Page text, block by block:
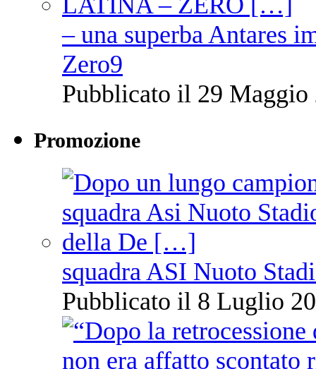
– una superba Antares
Zero9
Pubblicato il 29 Maggio
Promozione
squadra ASI Nuoto
Pubblicato il 8 Luglio